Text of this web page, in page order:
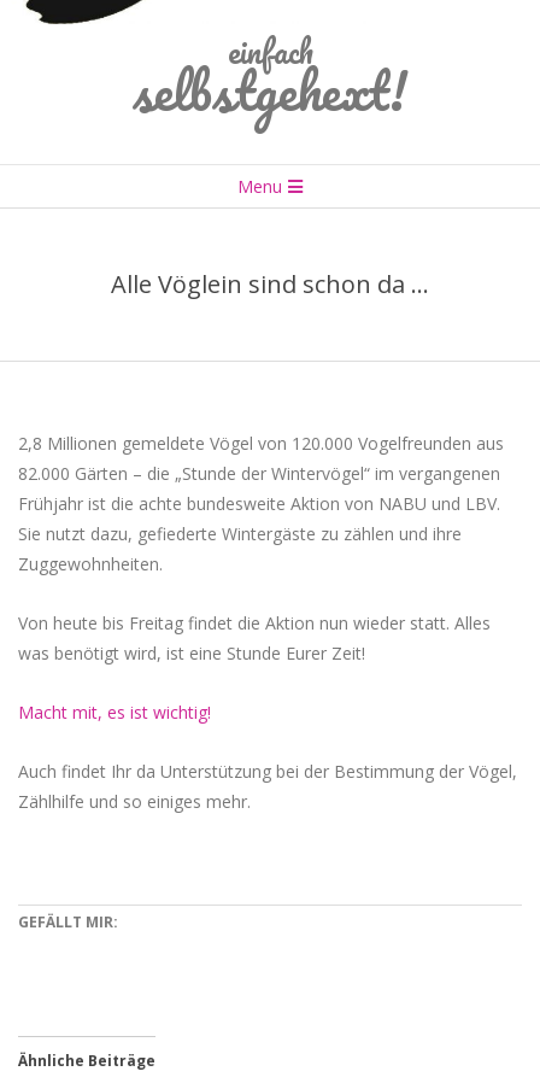
einfach
selbstgehext!
Navigation
Menu
Alle Vöglein sind schon da …
2,8 Millionen gemeldete Vögel von 120.000 Vogelfreunden aus
82.000 Gärten – die „Stunde der Wintervögel“ im vergangenen
Frühjahr ist die achte bundesweite Aktion von NABU und LBV.
Sie nutzt dazu, gefiederte Wintergäste zu zählen und ihre
Zuggewohnheiten.
Von heute bis Freitag findet die Aktion nun wieder statt. Alles
was benötigt wird, ist eine Stunde Eurer Zeit!
Macht mit, es ist wichtig!
Auch findet Ihr da Unterstützung bei der Bestimmung der Vögel,
Zählhilfe und so einiges mehr.
GEFÄLLT MIR:
Ähnliche Beiträge